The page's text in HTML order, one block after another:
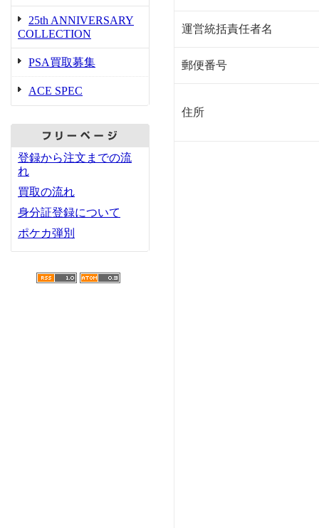
25th ANNIVERSARY
COLLECTION
PSA買取募集
ACE SPEC
登録から注文までの流
れ
買取の流れ
身分証登録について
ポケカ弾別
運営統括責任者名
郵便番号
住所